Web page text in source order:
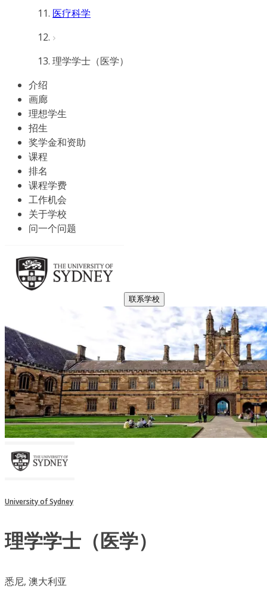
医疗科学
理学学士（医学）
介绍
画廊
理想学生
招生
奖学金和资助
课程
排名
课程学费
工作机会
关于学校
问一个问题
联系学校
University of Sydney
理学学士（医学）
悉尼, 澳大利亚